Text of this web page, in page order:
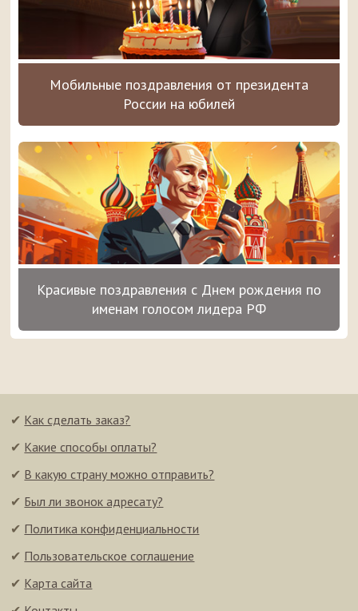
Мобильные поздравления от президента
России на юбилей
Красивые поздравления с Днем рождения по
именам голосом лидера РФ
✔ Как сделать заказ?
✔ Какие способы оплаты?
✔ В какую страну можно отправить?
✔ Был ли звонок адресату?
✔ Политика конфиденциальности
✔ Пользовательское соглашение
✔ Карта сайта